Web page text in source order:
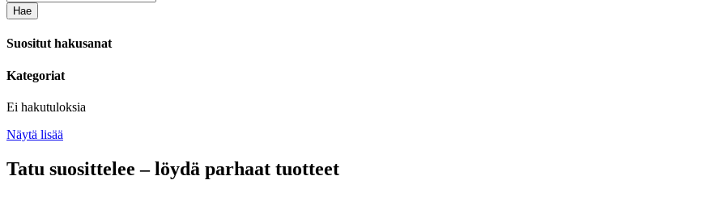
Hae
Suositut hakusanat
Kategoriat
Ei hakutuloksia
Näytä lisää
Tatu suosittelee – löydä parhaat tuotteet